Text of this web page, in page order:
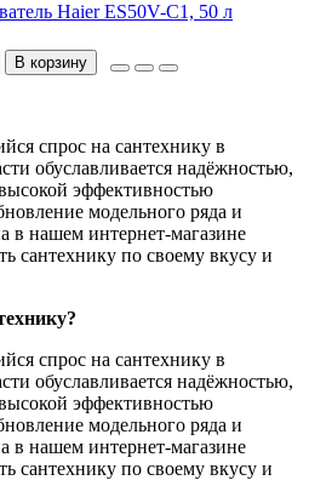
Haier ES50V-C1, 50 л
В корзину
спрос на сантехнику в
обуславливается надёжностью,
эффективностью
модельного ряда и
в нашем интернет-магазине
сантехнику по своему вкусу и
спрос на сантехнику в
обуславливается надёжностью,
эффективностью
модельного ряда и
в нашем интернет-магазине
сантехнику по своему вкусу и